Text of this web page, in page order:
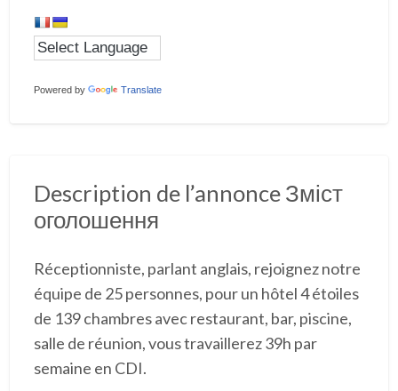
Powered by Translate
Description de l’annonce Зміст
оголошення
Réceptionniste, parlant anglais, rejoignez notre
équipe de 25 personnes, pour un hôtel 4 étoiles
de 139 chambres avec restaurant, bar, piscine,
salle de réunion, vous travaillerez 39h par
semaine en CDI.